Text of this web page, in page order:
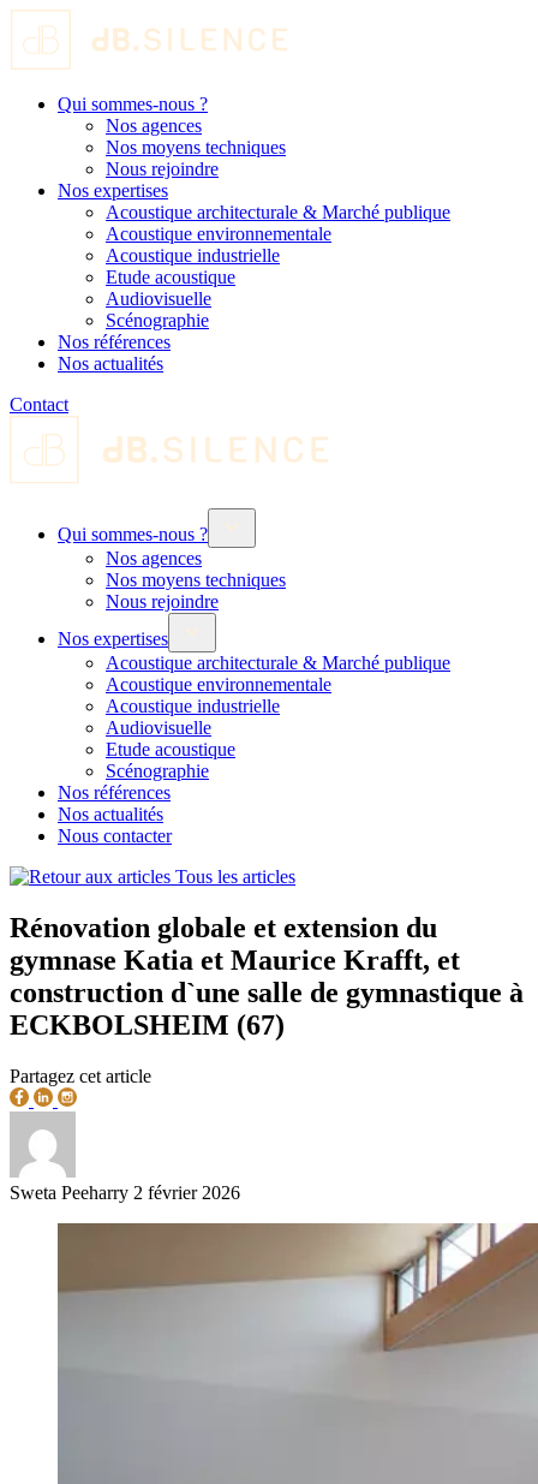
Qui sommes-nous ?
Nos agences
Nos moyens techniques
Nous rejoindre
Nos expertises
Acoustique architecturale & Marché publique
Acoustique environnementale
Acoustique industrielle
Etude acoustique
Audiovisuelle
Scénographie
Nos références
Nos actualités
Contact
Qui sommes-nous ?
Nos agences
Nos moyens techniques
Nous rejoindre
Nos expertises
Acoustique architecturale & Marché publique
Acoustique environnementale
Acoustique industrielle
Audiovisuelle
Etude acoustique
Scénographie
Nos références
Nos actualités
Nous contacter
Tous les articles
Rénovation globale et extension du
gymnase Katia et Maurice Krafft, et
construction d`une salle de gymnastique à
ECKBOLSHEIM (67)
Partagez cet article
Sweta Peeharry 2 février 2026